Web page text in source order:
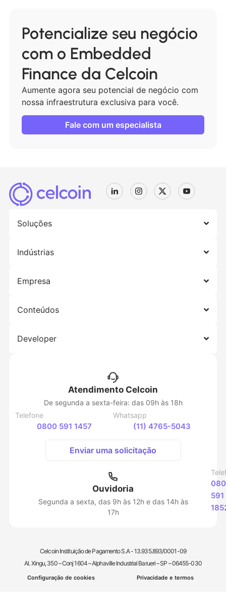
Potencialize seu negócio
com o Embedded
Finance da Celcoin
Aumente agora seu potencial de negócio com
nossa infraestrutura exclusiva para você.
Fale com um especialista
Soluções
Indústrias
Empresa
Conteúdos
Developer
Atendimento Celcoin
De segunda a sexta-feira: das 09h às 18h
Telefone
0800 591 1457
Whatsapp
(11) 4765-5043
Enviar uma solicitação
Ouvidoria
Segunda a sexta, das 9h às 12h e das 14h às
17h
591
Celcoin Instituição de Pagamento S.A - 13.935.893/0001-09
Al. Xingu, 350 – Conj 1604 – Alphaville Industrial Barueri – SP – 06455-030
Configuração de cookies Privacidade e termos